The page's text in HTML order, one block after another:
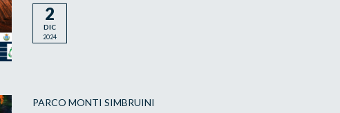
2
DIC
2024
PARCO MONTI SIMBRUINI